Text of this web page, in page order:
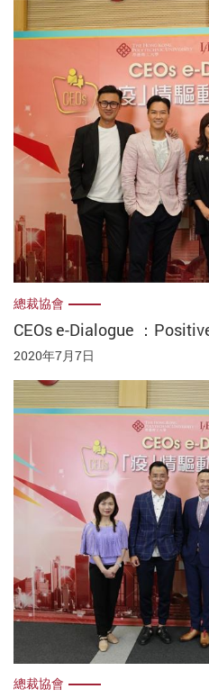
總裁協會
CEOs e-Dialogue ：
2020年7月7日
總裁協會